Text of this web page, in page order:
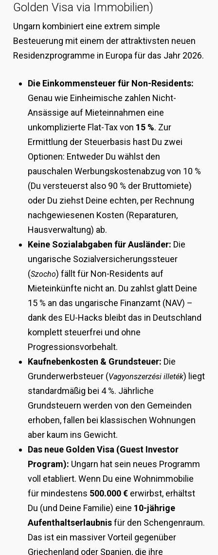
Golden Visa via Immobilien)
Ungarn kombiniert eine extrem simple
Besteuerung mit einem der attraktivsten neuen
Residenzprogramme in Europa für das Jahr 2026.
Die Einkommensteuer für Non-Residents:
Genau wie Einheimische zahlen Nicht-
Ansässige auf Mieteinnahmen eine
unkomplizierte Flat-Tax von 15 %. Zur
Ermittlung der Steuerbasis hast Du zwei
Optionen: Entweder Du wählst den
pauschalen Werbungskostenabzug von 10 %
(Du versteuerst also 90 % der Bruttomiete)
oder Du ziehst Deine echten, per Rechnung
nachgewiesenen Kosten (Reparaturen,
Hausverwaltung) ab.
Keine Sozialabgaben für Ausländer: Die
ungarische Sozialversicherungssteuer
(Szocho) fällt für Non-Residents auf
Mieteinkünfte nicht an. Du zahlst glatt Deine
15 % an das ungarische Finanzamt (NAV) –
dank des EU-Hacks bleibt das in Deutschland
komplett steuerfrei und ohne
Progressionsvorbehalt.
Kaufnebenkosten & Grundsteuer: Die
Grunderwerbsteuer (Vagyonszerzési illeték) liegt
standardmäßig bei 4 %. Jährliche
Grundsteuern werden von den Gemeinden
erhoben, fallen bei klassischen Wohnungen
aber kaum ins Gewicht.
Das neue Golden Visa (Guest Investor
Program): Ungarn hat sein neues Programm
voll etabliert. Wenn Du eine Wohnimmobilie
für mindestens 500.000 €erwirbst, erhältst
Du (und Deine Familie) eine 10-jährige
Aufenthaltserlaubnisfür den Schengenraum.
Das ist ein massiver Vorteil gegenüber
Griechenland oder Spanien, die ihre